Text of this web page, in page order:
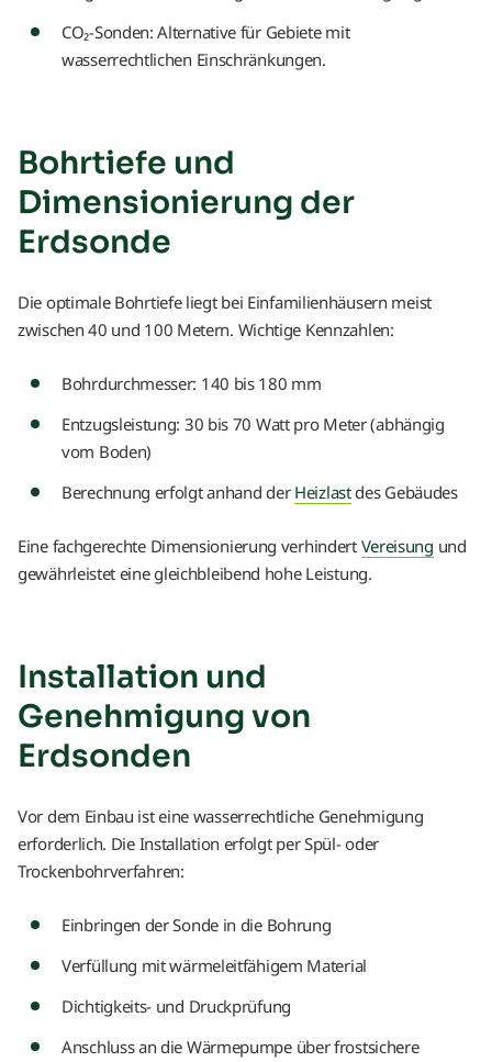
CO₂-Sonden: Alternative für Gebiete mit
wasserrechtlichen Einschränkungen.
Bohrtiefe und
Dimensionierung der
Erdsonde
Die optimale Bohrtiefe liegt bei Einfamilienhäusern meist
zwischen 40 und 100 Metern. Wichtige Kennzahlen:
Bohrdurchmesser: 140 bis 180 mm
Entzugsleistung: 30 bis 70 Watt pro Meter (abhängig
vom Boden)
Berechnung erfolgt anhand der Heizlastdes Gebäudes
Eine fachgerechte Dimensionierung verhindert Vereisung und
gewährleistet eine gleichbleibend hohe Leistung.
Installation und
Genehmigung von
Erdsonden
Vor dem Einbau ist eine wasserrechtliche Genehmigung
erforderlich. Die Installation erfolgt per Spül- oder
Trockenbohrverfahren:
Einbringen der Sonde in die Bohrung
Verfüllung mit wärmeleitfähigem Material
Dichtigkeits- und Druckprüfung
Anschluss an die Wärmepumpe über frostsichere